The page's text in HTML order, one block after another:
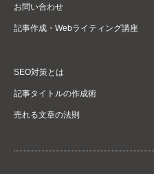
お問い合わせ
記事作成・Webライティング講座
SEO対策とは
記事タイトルの作成術
売れる文章の法則